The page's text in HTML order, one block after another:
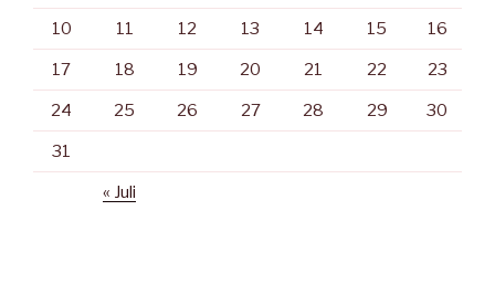
10 11 12 13 14 15 16
17 18 19 20 21 22 23
24 25 26 27 28 29 30
31
« Juli